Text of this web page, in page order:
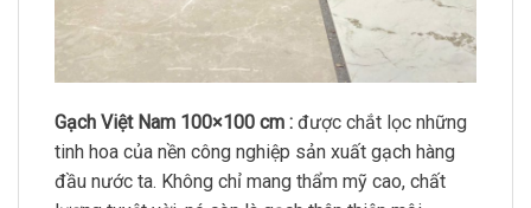
Gạch Việt Nam 100×100 cm : được chắt lọc những
tinh hoa của nền công nghiệp sản xuất gạch hàng
đầu nước ta. Không chỉ mang thẩm mỹ cao, chất